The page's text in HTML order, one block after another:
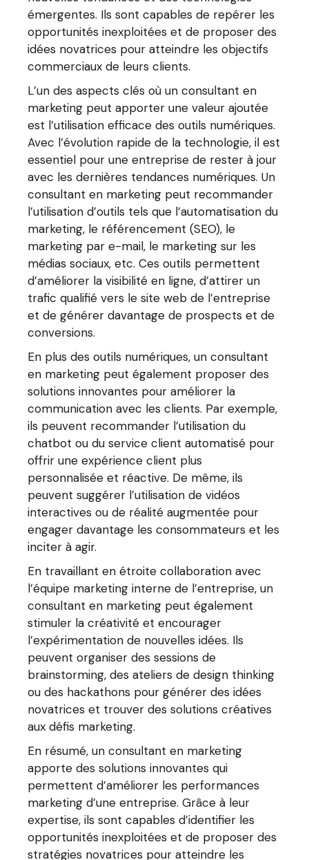
émergentes. Ils sont capables de repérer les
opportunités inexploitées et de proposer des
idées novatrices pour atteindre les objectifs
commerciaux de leurs clients.
L’un des aspects clés où un consultant en
marketing peut apporter une valeur ajoutée
est l’utilisation efficace des outils numériques.
Avec l’évolution rapide de la technologie, il est
essentiel pour une entreprise de rester à jour
avec les dernières tendances numériques. Un
consultant en marketing peut recommander
l’utilisation d’outils tels que l’automatisation du
marketing, le référencement (SEO), le
marketing par e-mail, le marketing sur les
médias sociaux, etc. Ces outils permettent
d’améliorer la visibilité en ligne, d’attirer un
trafic qualifié vers le site web de l’entreprise
et de générer davantage de prospects et de
conversions.
En plus des outils numériques, un consultant
en marketing peut également proposer des
solutions innovantes pour améliorer la
communication avec les clients. Par exemple,
ils peuvent recommander l’utilisation du
chatbot ou du service client automatisé pour
offrir une expérience client plus
personnalisée et réactive. De même, ils
peuvent suggérer l’utilisation de vidéos
interactives ou de réalité augmentée pour
engager davantage les consommateurs et les
inciter à agir.
En travaillant en étroite collaboration avec
l’équipe marketing interne de l’entreprise, un
consultant en marketing peut également
stimuler la créativité et encourager
l’expérimentation de nouvelles idées. Ils
peuvent organiser des sessions de
brainstorming, des ateliers de design thinking
ou des hackathons pour générer des idées
novatrices et trouver des solutions créatives
aux défis marketing.
En résumé, un consultant en marketing
apporte des solutions innovantes qui
permettent d’améliorer les performances
marketing d’une entreprise. Grâce à leur
expertise, ils sont capables d’identifier les
opportunités inexploitées et de proposer des
stratégies novatrices pour atteindre les